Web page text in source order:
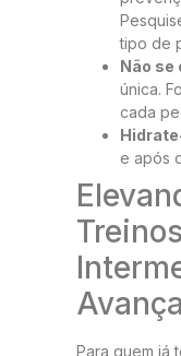
tipo de
Não se
única.
cada
e após
Para quem já